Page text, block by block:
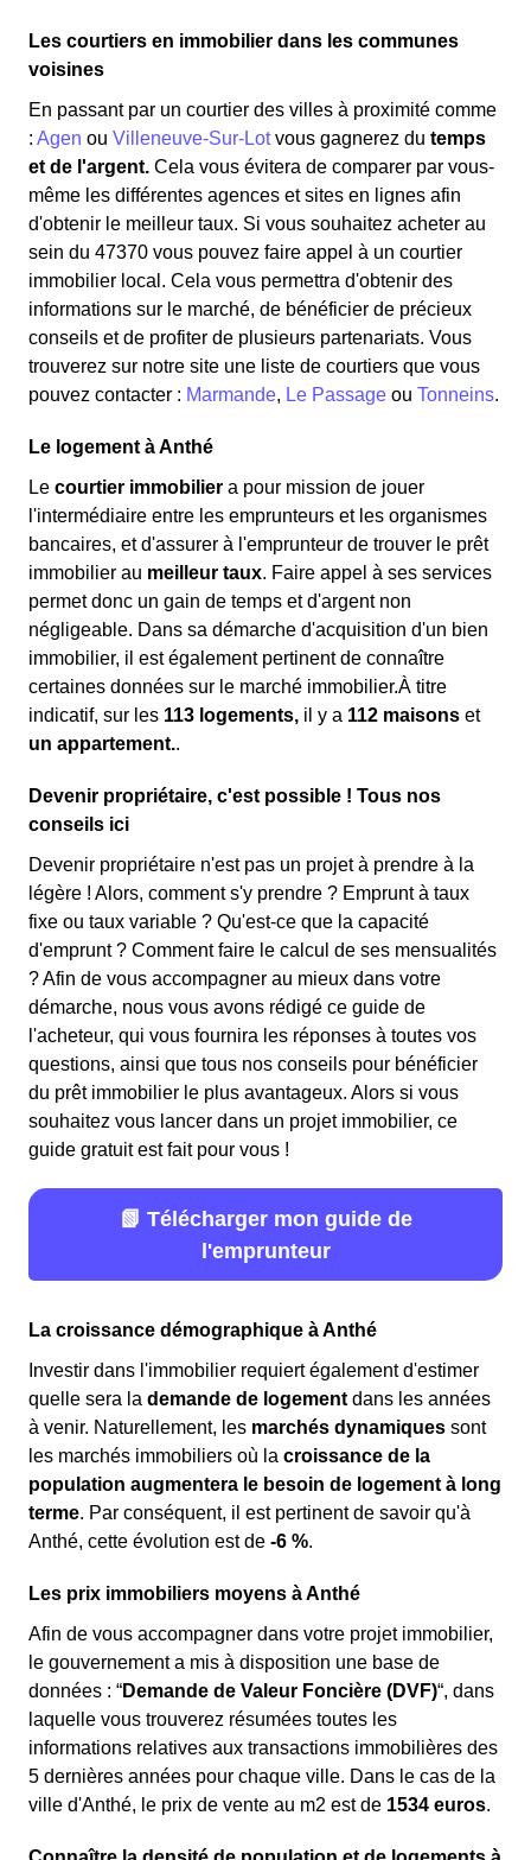
Les courtiers en immobilier dans les communes
voisines
En passant par un courtier des villes à proximité comme
: Agen ou Villeneuve-Sur-Lotvous gagnerez du temps
et de l'argent. Cela vous évitera de comparer par vous-
même les différentes agences et sites en lignes afin
d'obtenir le meilleur taux. Si vous souhaitez acheter au
sein du 47370 vous pouvez faire appel à un courtier
immobilier local. Cela vous permettra d'obtenir des
informations sur le marché, de bénéficier de précieux
conseils et de profiter de plusieurs partenariats. Vous
trouverez sur notre site une liste de courtiers que vous
pouvez contacter : Marmande, Le Passage ou Tonneins.
Le logement à Anthé
Le courtier immobilier a pour mission de jouer
l'intermédiaire entre les emprunteurs et les organismes
bancaires, et d'assurer à l'emprunteur de trouver le prêt
immobilier au meilleur taux. Faire appel à ses services
permet donc un gain de temps et d'argent non
négligeable. Dans sa démarche d'acquisition d'un bien
immobilier, il est également pertinent de connaître
certaines données sur le marché immobilier.À titre
indicatif, sur les 113 logements, il y a 112 maisons et
un appartement..
Devenir propriétaire, c'est possible ! Tous nos
conseils ici
Devenir propriétaire n'est pas un projet à prendre à la
légère ! Alors, comment s'y prendre ? Emprunt à taux
fixe ou taux variable ? Qu'est-ce que la capacité
d'emprunt ? Comment faire le calcul de ses mensualités
? Afin de vous accompagner au mieux dans votre
démarche, nous vous avons rédigé ce guide de
l'acheteur, qui vous fournira les réponses à toutes vos
questions, ainsi que tous nos conseils pour bénéficier
du prêt immobilier le plus avantageux. Alors si vous
souhaitez vous lancer dans un projet immobilier, ce
guide gratuit est fait pour vous !
📗 Télécharger mon guide de
l'emprunteur
La croissance démographique à Anthé
Investir dans l'immobilier requiert également d'estimer
quelle sera la demande de logement dans les années
à venir. Naturellement, les marchés dynamiques sont
les marchés immobiliers où la croissance de la
population augmentera le besoin de logement à long
terme. Par conséquent, il est pertinent de savoir qu'à
Anthé, cette évolution est de -6 %.
Les prix immobiliers moyens à Anthé
Afin de vous accompagner dans votre projet immobilier,
le gouvernement a mis à disposition une base de
données : “Demande de Valeur Foncière (DVF)“, dans
laquelle vous trouverez résumées toutes les
informations relatives aux transactions immobilières des
5 dernières années pour chaque ville. Dans le cas de la
ville d'Anthé, le prix de vente au m2 est de 1534 euros.